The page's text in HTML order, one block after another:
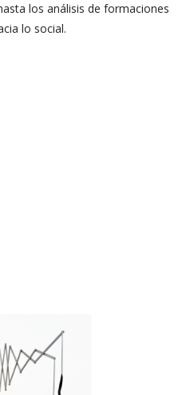
los análisis de formaciones
lo social.